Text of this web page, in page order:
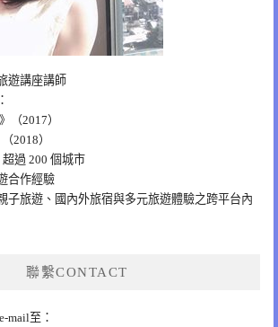
遊講座講師
（2017）
2018）
過 200 個城市
合作經驗
子旅遊、國內外旅宿與多元旅遊體驗之跨平台內
聯繫CONTACT
mail至：